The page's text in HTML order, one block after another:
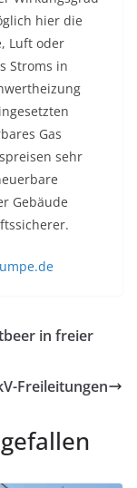
hier die
Luft oder
Stroms in
Gas
sehr
Gebäude
in freier
Freileitungen